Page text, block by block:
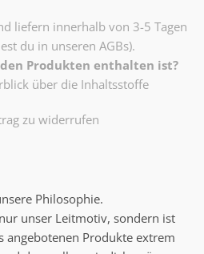
liefern innerhalb von 3-5 Tagen
du in unseren AGBs).
Produkten enthalten ist?
über die Inhaltsstoffe
zu widerrufen
Philosophie.
unser Leitmotiv, sondern ist
angebotenen Produkte extrem